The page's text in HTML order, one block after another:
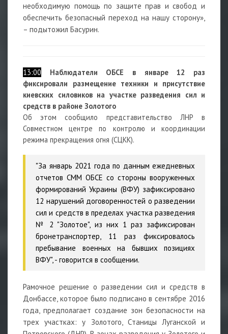
необходимую помощь по защите прав и свобод и
обеспечить безопасный переход на нашу сторону»,
– подытожил Басурин.
13:00
Наблюдатели ОБСЕ в январе 12 раз
фиксировали размещение техники и присутствие
киевских силовиков на участке разведения сил и
средств в районе Золотого
Об этом сообщило представительство ЛНР в
Совместном центре по контролю и координации
режима прекращения огня (СЦКК).
"За январь 2021 года по данным ежедневных
отчетов СММ ОБСЕ со стороны вооруженных
формирований Украины (ВФУ) зафиксировано
12 нарушений договоренностей о разведении
сил и средств в пределах участка разведения
№ 2 "Золотое", из них 1 раз зафиксирован
бронетранспортер, 11 раз фиксировалось
пребывание военных на бывших позициях
ВФУ", - говорится в сообщении.
Рамочное решение о разведении сил и средств в
Донбассе, которое было подписано в сентябре 2016
года, предполагает создание зон безопасности на
трех участках: у Золотого, Станицы Луганской и